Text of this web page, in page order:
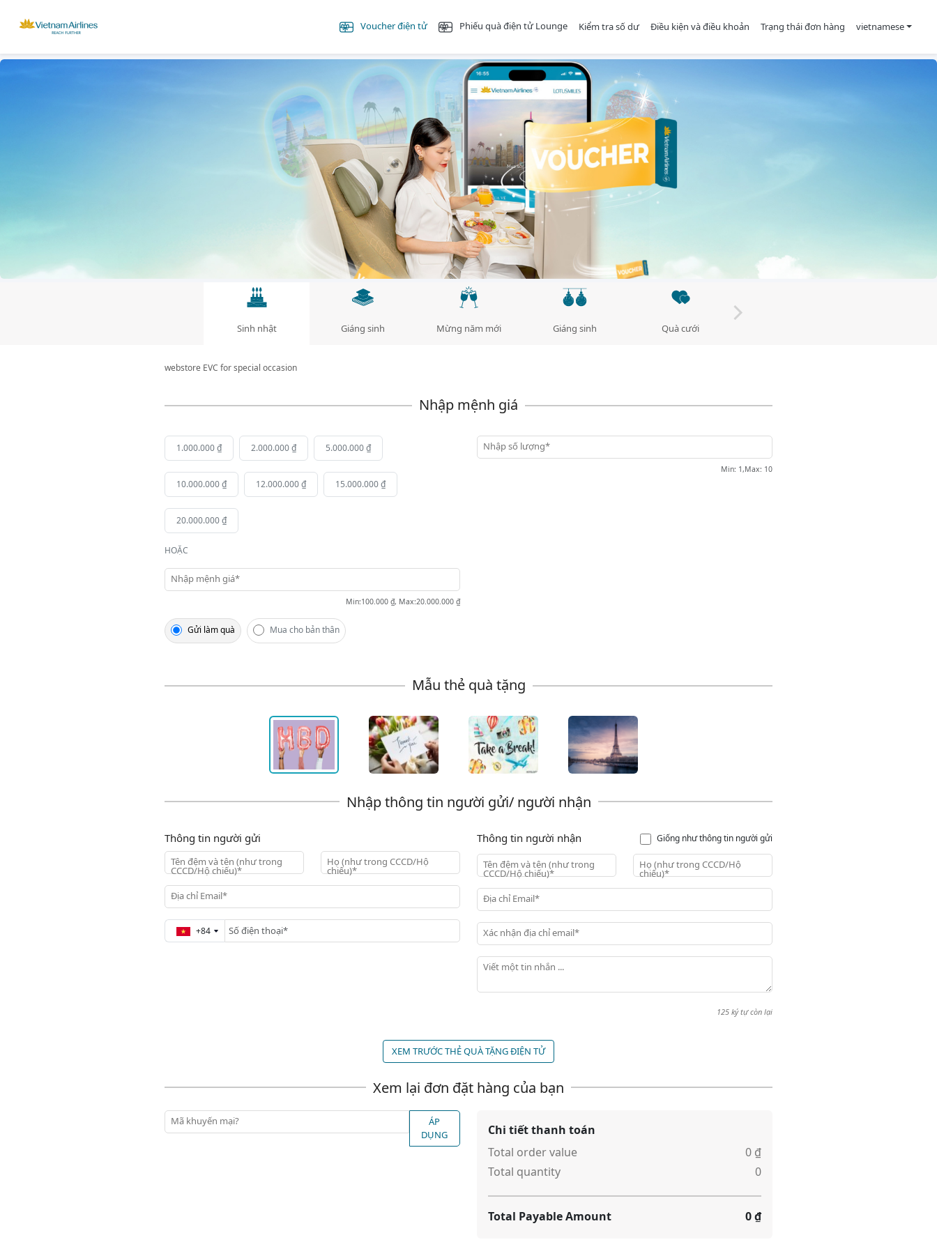
Voucher điện tử Phiếu quà điện tử Lounge Kiểm tra số dư Điều kiện và điều khoản Trạng thái đơn hàng vietnamese
Sinh nhật Giáng sinh Mừng năm mới Giáng sinh Quà cưới
webstore EVC for special occasion
1.000.000 ₫ 2.000.000 ₫ 5.000.000 ₫
10.000.000 ₫ 12.000.000 ₫ 15.000.000 ₫
20.000.000 ₫
HOẶC
Nhập mệnh giá*
Min:100.000 ₫, Max:20.000.000 ₫
Nhập số lượng*
Min: 1,Max: 10
Gửi làm quà Mua cho bản thân
Thông tin người gửi
Tên đệm và tên (như trong
CCCD/Hộ chiếu)*
Họ (như trong CCCD/Hộ
chiếu)*
Địa chỉ Email*
+84
Thông tin người nhận Giống như thông tin người gửi
Tên đệm và tên (như trong
CCCD/Hộ chiếu)*
Họ (như trong CCCD/Hộ
chiếu)*
Địa chỉ Email*
Xác nhận địa chỉ email*
Viết một tin nhắn ...
125 ký tự còn lại
XEM TRƯỚC THẺ QUÀ TẶNG ĐIỆN TỬ
Mã khuyến mại?
ÁP
DỤNG
Chi tiết thanh toán
Total order value
0 ₫
Total quantity
0
Total Payable Amount 0 ₫